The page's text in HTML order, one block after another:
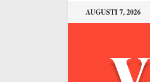
AUGUSTI 7, 2026